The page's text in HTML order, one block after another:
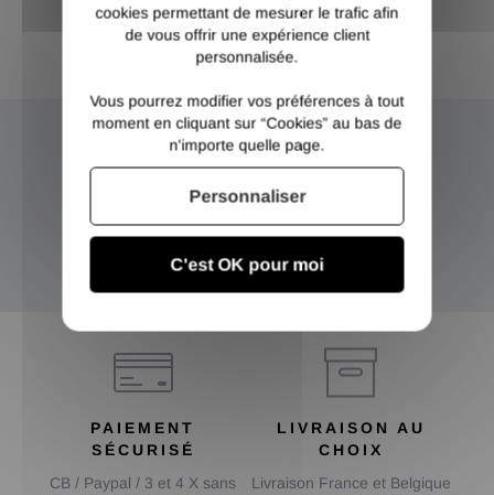
NEWSLETTER
PAIEMENT
SÉCURISÉ
CB / Paypal / 3 et 4 X sans
LIVRAISON AU
CHOIX
Livraison France et Belgique
cookies permettant de mesurer le trafic afin
de vous offrir une expérience client
personnalisée.
Vous pourrez modifier vos préférences à tout
moment en cliquant sur “Cookies” au bas de
n'importe quelle page.
C'est OK pour moi
Personnaliser